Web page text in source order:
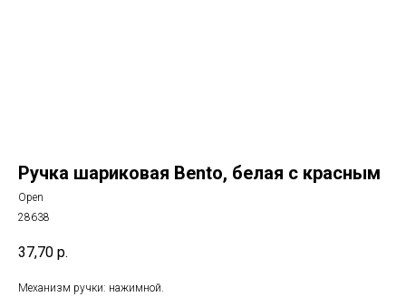
Ручка шариковая Bento, белая с красным
Open
28638
37,70 р.
Механизм ручки: нажимной.